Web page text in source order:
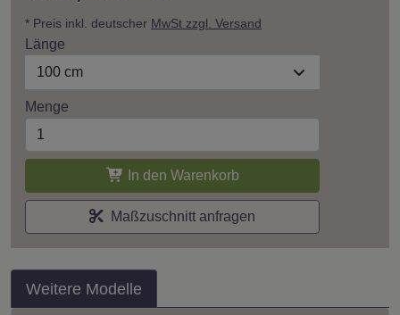
* Preis inkl. deutscher MwSt zzgl. Versand
Länge
100 cm
Menge
In den Warenkorb
Maßzuschnitt anfragen
Weitere Modelle